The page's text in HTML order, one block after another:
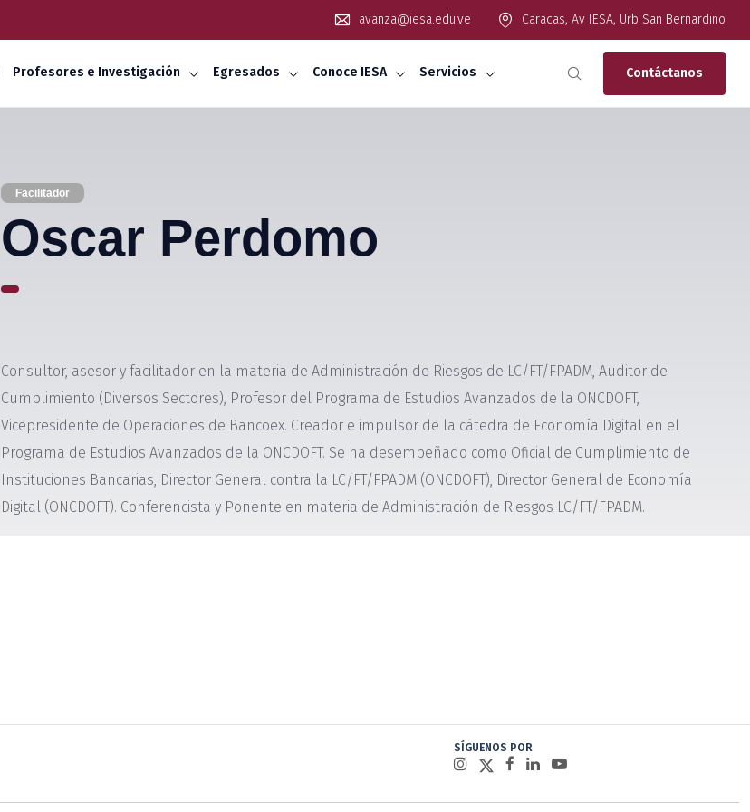
avanza@iesa.edu.ve Caracas, Av IESA, Urb San Bernardino
Profesores e Investigación Egresados Conoce IESA Servicios Contáctanos
Facilitador
Oscar Perdomo
Consultor, asesor y facilitador en la materia de Administración de Riesgos de LC/FT/FPADM, Auditor de
Cumplimiento (Diversos Sectores), Profesor del Programa de Estudios Avanzados de la ONCDOFT,
Vicepresidente de Operaciones de Bancoex. Creador e impulsor de la cátedra de Economía Digital en el
Programa de Estudios Avanzados de la ONCDOFT. Se ha desempeñado como Oficial de Cumplimiento de
Instituciones Bancarias, Director General contra la LC/FT/FPADM (ONCDOFT), Director General de Economía
Digital (ONCDOFT). Conferencista y Ponente en materia de Administración de Riesgos LC/FT/FPADM.
SÍGUENOS POR